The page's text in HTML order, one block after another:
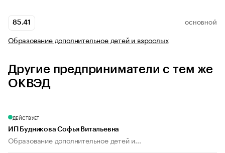
85.41 ОСНОВНОЙ
Образование дополнительное детей и взрослых
Другие предприниматели с тем же
ОКВЭД
ДЕЙСТВУЕТ
ИП Будникова Софья Витальевна
Образование дополнительное детей и...